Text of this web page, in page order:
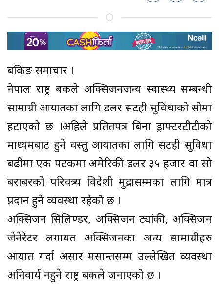
बैंकिङ समाचार ।
नेपाल राष्ट्र बैंकले अक्सिजनजन्य स्वास्थ्य सम्बन्धी
सामाग्री आयातका लागि डलर सटही सुविधाको सीमा
हटाएको छ ।अहिले प्रतितपत्र बिना ड्राफ्टरटीटीको
माध्यमबाट हुने वस्तु आयातका लागि सटही सुविधा
बढीमा एक पटकमा अमेरिकी डलर ३५ हजार वा सो
बराबरको परिवत्र्य विदेशी मुद्रासम्मका लागि मात्र
प्रदान हुने व्यवस्था रहेको छ ।
अक्सिजन सिलिण्डर, अक्सिजन ट्यांकी, अक्सिजन
जेनेरेटर लगायत अक्सिजनका अन्य सामाग्रीहरु
आयात गर्दा असार मसान्तसम्म उल्लेखित व्यवस्था
अनिवार्य नहुने राष्ट्र बैंकले जनाएको छ ।